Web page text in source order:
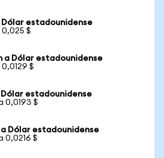
Dólar estadounidense
0,025 $
a Dólar estadounidense
0,0129 $
estadounidense
0,0193 $
a Dólar estadounidense
0,0216 $